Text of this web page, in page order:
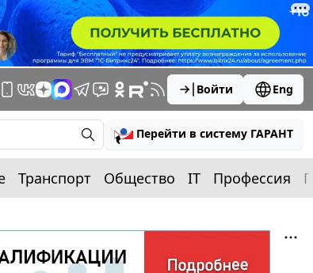
Войти Eng
Перейти в систему ГАРАНТ
Транспорт Общество IT Профессия